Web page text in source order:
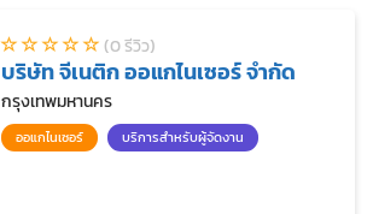
(0 รีวิว)
บริษัท จีเนติก ออแกไนเซอร์ จำกัด
กรุงเทพมหานคร
ออแกไนเซอร์ บริการสำหรับผู้จัดงาน